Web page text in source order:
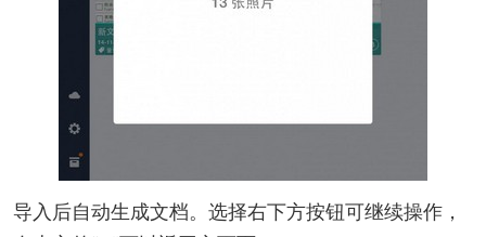
导入后自动生成文档。选择右下方按钮可继续操作，